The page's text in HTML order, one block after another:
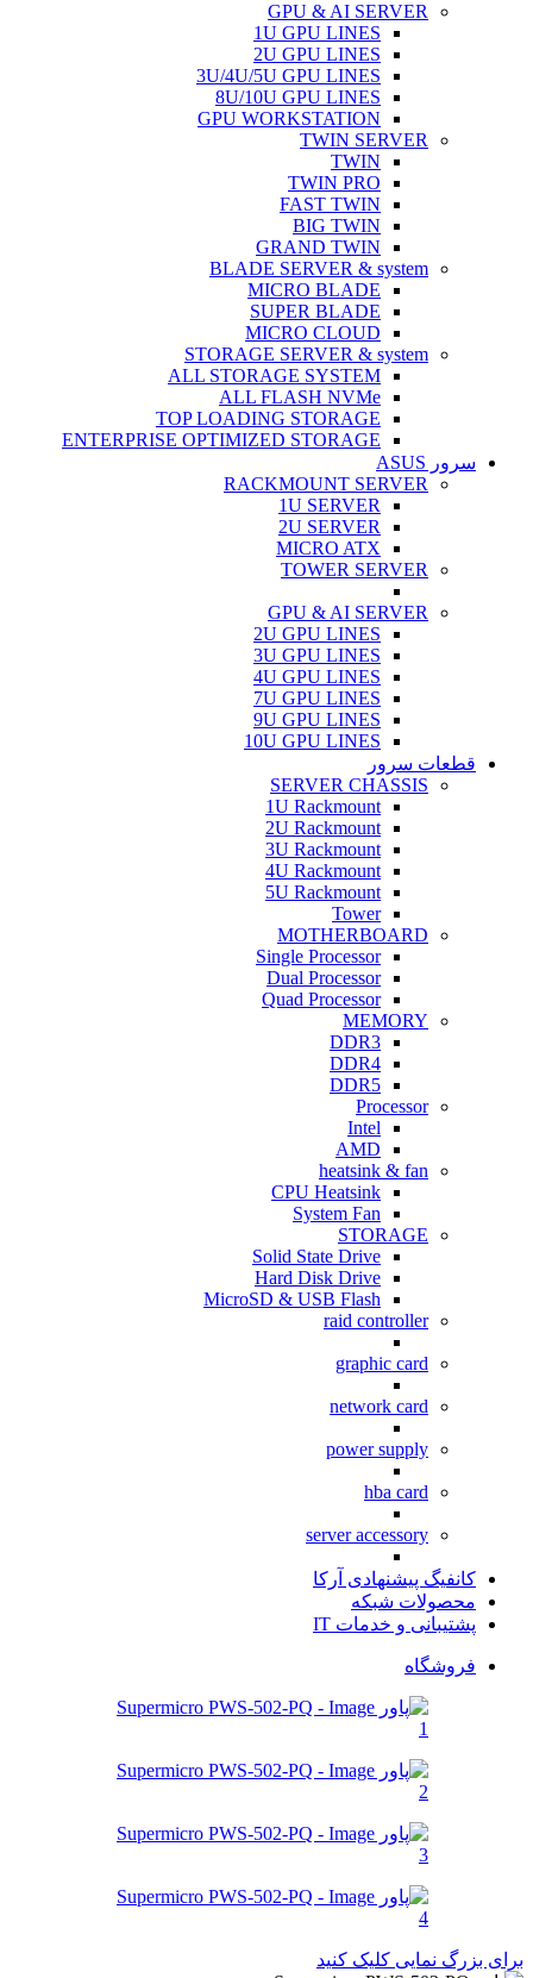
GPU & AI SERVER
1U GPU LINES
2U GPU LINES
3U/4U/5U GPU LINES
8U/10U GPU LINES
GPU WORKSTATION
TWIN SERVER
TWIN
TWIN PRO
FAST TWIN
BIG TWIN
GRAND TWIN
BLADE SERVER & system
MICRO BLADE
SUPER BLADE
MICRO CLOUD
STORAGE SERVER & system
ALL STORAGE SYSTEM
ALL FLASH NVMe
TOP LOADING STORAGE
ENTERPRISE OPTIMIZED STORAGE
سرور ASUS
RACKMOUNT SERVER
1U SERVER
2U SERVER
MICRO ATX
TOWER SERVER
GPU & AI SERVER
2U GPU LINES
3U GPU LINES
4U GPU LINES
7U GPU LINES
9U GPU LINES
10U GPU LINES
قطعات سرور
SERVER CHASSIS
1U Rackmount
2U Rackmount
3U Rackmount
4U Rackmount
5U Rackmount
Tower
MOTHERBOARD
Single Processor
Dual Processor
Quad Processor
MEMORY
DDR3
DDR4
DDR5
Processor
Intel
AMD
heatsink & fan
CPU Heatsink
System Fan
STORAGE
Solid State Drive
Hard Disk Drive
MicroSD & USB Flash
raid controller
graphic card
network card
power supply
hba card
server accessory
کانفیگ پیشنهادی آرکا
محصولات شبکه
پشتیبانی و خدمات IT
فروشگاه
برای بزرگ نمایی کلیک کنید